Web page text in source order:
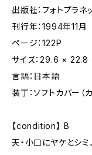
出版社：フォトプラネ
刊行年：1994年11月
ページ：122P
サイズ：29.6 × 22.8
言語：日本語
装丁：ソフトカバー
【condition】 B
天・小口にヤケとシ